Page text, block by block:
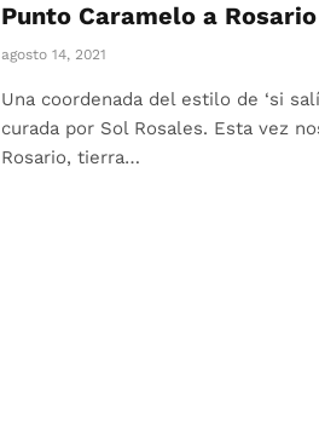
Punto Caramelo a Rosario
agosto 14, 2021
Una coordenada del estilo de ‘si
curada por Sol Rosales. Esta vez
Rosario, tierra…